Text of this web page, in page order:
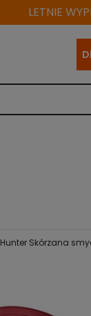
LETNIE
Hunter Skórzana